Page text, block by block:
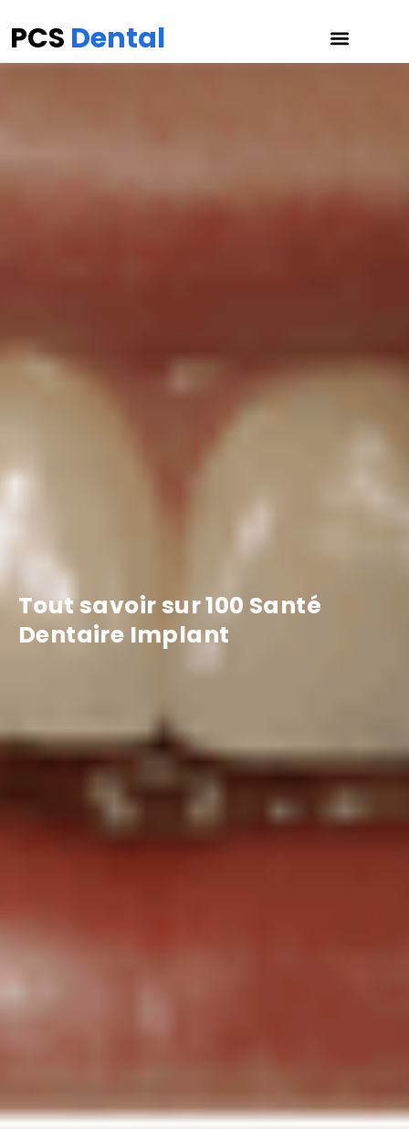
PCS Dental
Tout savoir sur 100 Santé
Dentaire Implant